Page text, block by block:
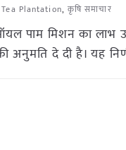
Tea Plantation, कृषि समाचार
पाम मिशन का
दे दी है। यह